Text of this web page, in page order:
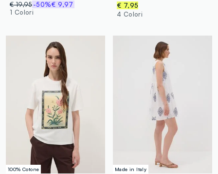
€ 19,95-50%€ 9,97
1 Colori
€ 7,95
4 Colori
100% Cotone Made in Italy